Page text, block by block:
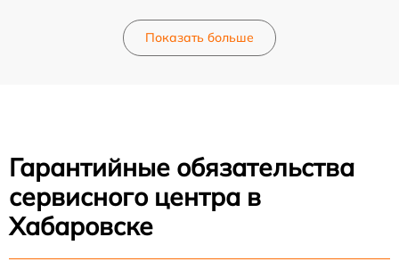
Показать больше
Гарантийные обязательства
сервисного центра в
Хабаровске